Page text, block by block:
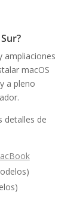
ampliaciones
macOS
a pleno
detalles de